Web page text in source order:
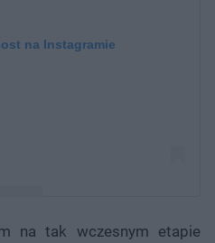
na Instagramie
na tak wczesnym etapie